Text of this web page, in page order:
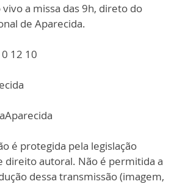
a missa das 9h, direto do
de Aparecida.
12 10
é protegida pela legislação
direito autoral. Não é permitida a
dessa transmissão (imagem,